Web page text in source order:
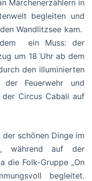
Märchenerzählern in
begleiten und
Wandlitzsee kam.
ein Muss: der
um 18 Uhr ab dem
den illuminierten
Feuerwehr und
Circus Cabali auf
schönen Dinge im
während auf der
die Folk-Gruppe „On
begleitet.